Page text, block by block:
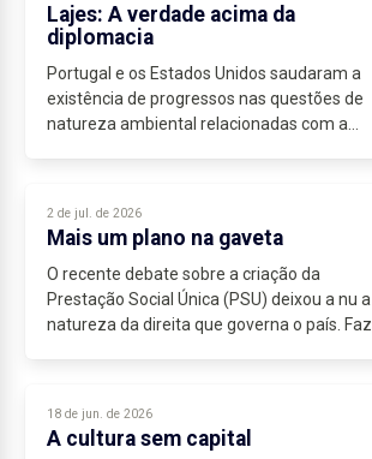
Lajes: A verdade acima da
diplomacia
Portugal e os Estados Unidos saudaram a
existência de progressos nas questões de
natureza ambiental relacionadas com a
2 de jul. de 2026
Mais um plano na gaveta
O recente debate sobre a criação da
Prestação Social Única (PSU) deixou a nu a
natureza da direita que governa o país. Faz
18 de jun. de 2026
A cultura sem capital